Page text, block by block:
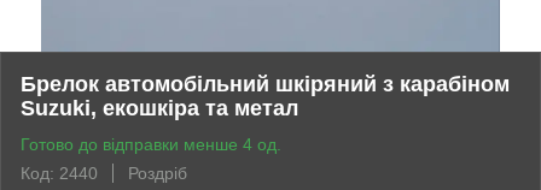
Брелок автомобільний шкіряний з карабіном
Suzuki, екошкіра та метал
Готово до відправки менше 4 од.
Код: 2440
Роздріб